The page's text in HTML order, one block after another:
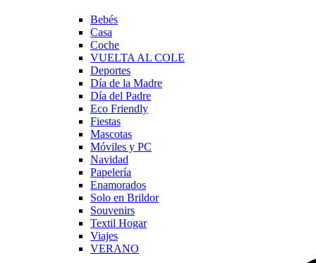
Bebés
Casa
Coche
VUELTA AL COLE
Deportes
Día de la Madre
Día del Padre
Eco Friendly
Fiestas
Mascotas
Móviles y PC
Navidad
Papelería
Enamorados
Solo en Brildor
Souvenirs
Textil Hogar
Viajes
VERANO